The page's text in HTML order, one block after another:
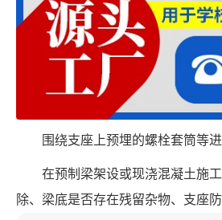
围绕支座上预埋的螺栓套筒等
在预制梁架设或现浇混凝土施
除、梁底是否存在残留杂物、支座